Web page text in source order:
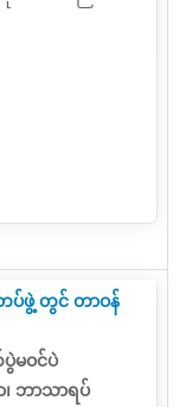
တပ်ဖွဲ့ တွင် တာဝန်
မဝင်ပဲ
၊ ဘာသာရပ်